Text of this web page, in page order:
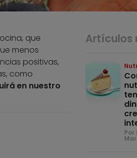
que
menos
positivas,
como
en nuestro
Artículos
Por